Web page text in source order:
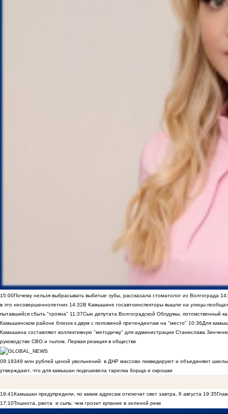
15:00Почему нельзя выбрасывать выбитые зубы, рассказала стоматолог из Волгограда
в это несовершеннолетних 14:32В Камышине госавтоинспекторы вышли на улицы
пытавшийся сбыть "трояна" 11:37Сын депутата Волгоградской Облдумы, потомственный
Камышинском районе близок к двум с половиной претендентам на "место" 10:36Для
Камышина составляют коллективную "методичку" для администрации Станислава
руководстве СВО и тылом. Первая реакция в обществе
09:19349 млн рублей ценой увольнений: в ДНР массово ликвидируют и объединяют
утверждают, что для камышан подешевела тарелка борща и окрошки
19:41Камышан предупредили, по каким адресам отключат свет завтра, 6 августа 19:35
17:10Тошнота, рвота и сыпь: чем грозит купание в зеленой реке